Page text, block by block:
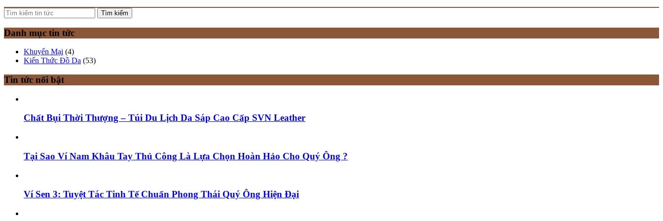
Tìm kiếm
Danh mục tin tức
Khuyến Mại (4)
Kiến Thức Đồ Da (53)
Tin tức nổi bật
Chất Bụi Thời Thượng – Túi Du Lịch Da Sáp Cao Cấp SVN Leather
Tại Sao Ví Nam Khâu Tay Thủ Công Là Lựa Chọn Hoàn Hảo Cho Quý Ông ?
Ví Sen 3: Tuyệt Tác Tinh Tế Chuẩn Phong Thái Quý Ông Hiện Đại